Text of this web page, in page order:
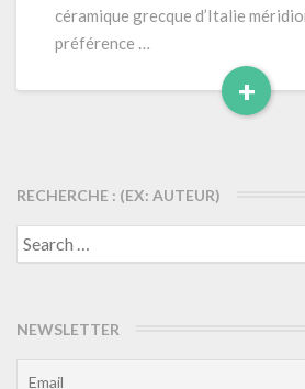
céramique grecque d’Italie
préférence …
+
Read
RECHERCHE : (EX: AUTEUR)
Search
for:
NEWSLETTER